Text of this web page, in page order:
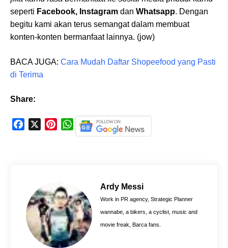
seperti Facebook, Instagram dan Whatsapp. Dengan
begitu kami akan terus semangat dalam membuat
konten-konten bermanfaat lainnya. (jow)
BACA JUGA: Cara Mudah Daftar Shopeefood yang Pasti
di Terima
Share:
k
r
e
s
W
h
p
p
Ardy Messi
Work in PR agency, Strategic Planner
wannabe, a bikers, a cyclist, music and
movie freak, Barca fans.